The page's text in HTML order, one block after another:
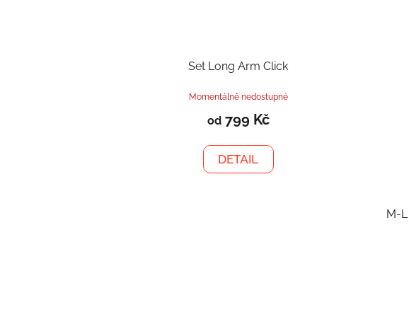
Set Long Arm Click
Momentálně nedostupné
od799 Kč
DETAIL
M-L